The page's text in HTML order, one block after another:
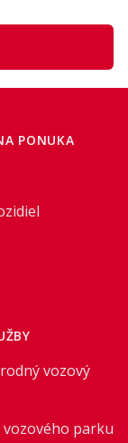
PONUKA
vozový
vozového parku